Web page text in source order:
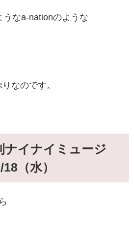
うなa-nationのような
なのです。
ナイナイミュージ
（水）